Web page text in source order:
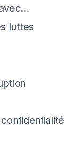
luttes